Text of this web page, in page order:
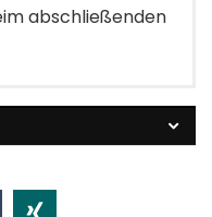
abschließenden